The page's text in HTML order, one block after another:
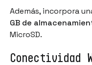
Además, incorpora
GB de
MicroSD.
Conectividad